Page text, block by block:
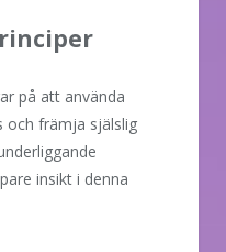
på att använda
och främja själslig
insikt i denna